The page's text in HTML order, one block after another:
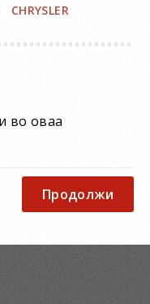
CHRYSLER
во оваа
Продолжи